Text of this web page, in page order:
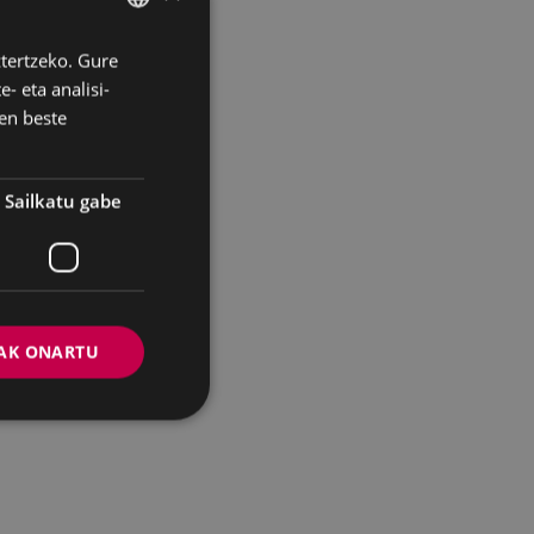
BASQUE
SPANISH
Gure
eta analisi-
beste
Sailkatu gabe
ONARTU